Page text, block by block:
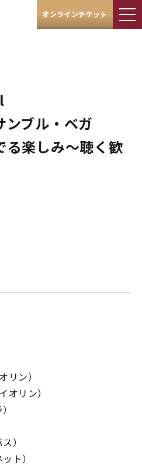
オンラインチケット
ンブル・ベガ
る楽しみ～聴く歓
ン）
リン）
）
ト）